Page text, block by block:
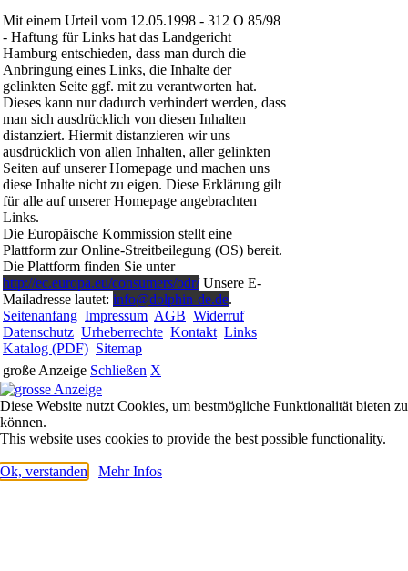
Mit einem Urteil vom 12.05.1998 - 312 O 85/98
- Haftung für Links hat das Landgericht
Hamburg entschieden, dass man durch die
Anbringung eines Links, die Inhalte der
gelinkten Seite ggf. mit zu verantworten hat.
Dieses kann nur dadurch verhindert werden, dass
man sich ausdrücklich von diesen Inhalten
distanziert. Hiermit distanzieren wir uns
ausdrücklich von allen Inhalten, aller gelinkten
Seiten auf unserer Homepage und machen uns
diese Inhalte nicht zu eigen. Diese Erklärung gilt
für alle auf unserer Homepage angebrachten
Links.
Die Europäische Kommission stellt eine
Plattform zur Online-Streitbeilegung (OS) bereit.
Die Plattform finden Sie unter
http://ec.europa.eu/consumers/odr/Unsere E-
Mailadresse lautet: info@dolphin-de.de.
Seitenanfang Impressum AGB Widerruf
Datenschutz Urheberrechte Kontakt Links
Katalog (PDF) Sitemap
große Anzeige Schließen X
Diese Website nutzt Cookies, um bestmögliche Funktionalität bieten zu
können.
This website uses cookies to provide the best possible functionality.
Ok, verstanden Mehr Infos